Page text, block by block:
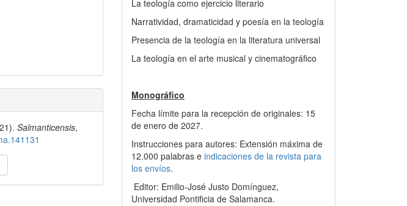
Salmanticensis,
La teología como ejercicio literario
Narratividad, dramaticidad y poesía en la teología
Presencia de la teología en la literatura universal
La teología en el arte musical y cinematográfico
Monográfico
Fecha límite para la recepción de originales: 15
de enero de 2027.
Instrucciones para autores: Extensión máxima de
12.000 palabras e indicaciones de la revista para
los envíos.
Editor: Emilio-José Justo Domínguez,
Universidad Pontificia de Salamanca.